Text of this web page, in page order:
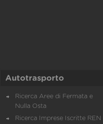
Autotrasporto
Ricerca Aree di Fermata e
Nulla Osta
Ricerca Imprese Iscritte REN